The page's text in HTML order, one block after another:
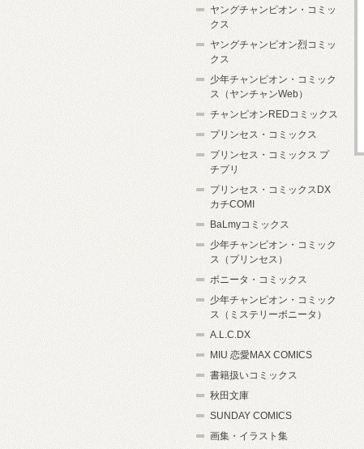
ヤングチャンピオン・コミッ
クス
ヤングチャンピオン烈コミッ
クス
少年チャンピオン・コミック
ス（ヤンチャンWeb）
チャンピオンREDコミックス
プリンセス・コミックス
プリンセス・コミックス プ
チプリ
プリンセス・コミックスDX
カチCOMI
BaLmyコミックス
少年チャンピオン・コミック
ス（プリンセス）
ボニータ・コミックス
少年チャンピオン・コミック
ス（ミステリーボニータ）
A.L.C.DX
MIU 恋愛MAX COMICS
書籍扱いコミックス
秋田文庫
SUNDAY COMICS
画集・イラスト集